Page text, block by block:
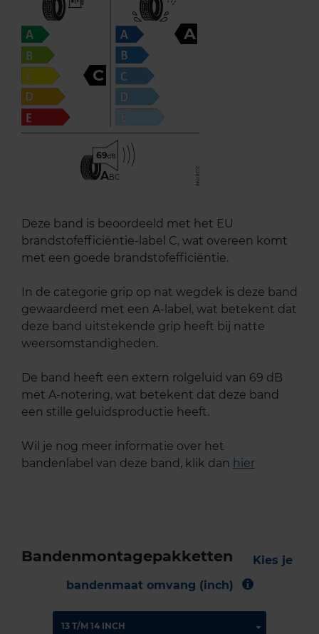
C
A
69
ABC
Deze band is beoordeeld met het EU
brandstofefficiëntie-label C, wat overeen komt
met een goede brandstofefficiëntie.
In de categorie grip op nat wegdek is deze band
gewaardeerd met een A-label, wat betekent dat
deze band uitstekende grip heeft bij natte
weersomstandigheden.
De band heeft een extern rolgeluid van 69 dB
met A-notering, wat betekent dat deze band
een stille geluidsproductie heeft.
Wil je nog meer informatie over het
bandenlabel van deze band, klik dan hier
Bandenmontagepakketten
Kies je
bandenmaat omvang (inch)